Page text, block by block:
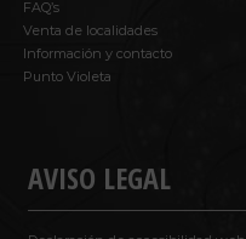
FAQ’s
Venta de localidades
Información y contacto
Punto Violeta
AVISO LEGAL